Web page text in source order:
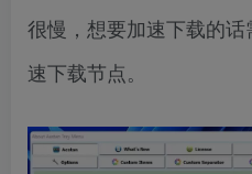
很慢，想要加速下载的
速下载节点。